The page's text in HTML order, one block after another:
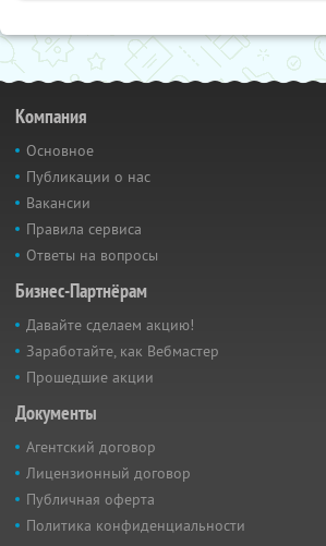
Компания
Основное
Публикации о нас
Вакансии
Правила сервиса
Ответы на вопросы
Бизнес-Партнёрам
Давайте сделаем акцию!
Заработайте, как Вебмастер
Прошедшие акции
Документы
Агентский договор
Лицензионный договор
Публичная оферта
Политика конфиденциальности